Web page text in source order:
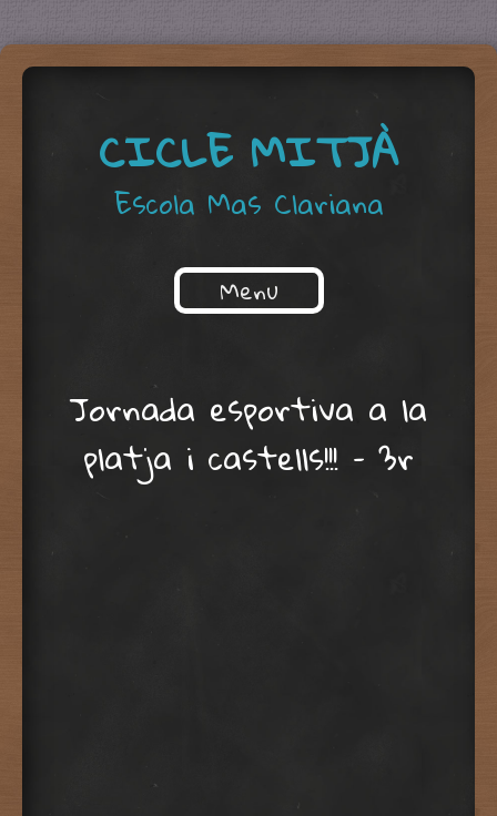
CICLE MITJÀ
Escola Mas Clariana
Menu
Jornada esportiva a la
platja i castells!!! – 3r